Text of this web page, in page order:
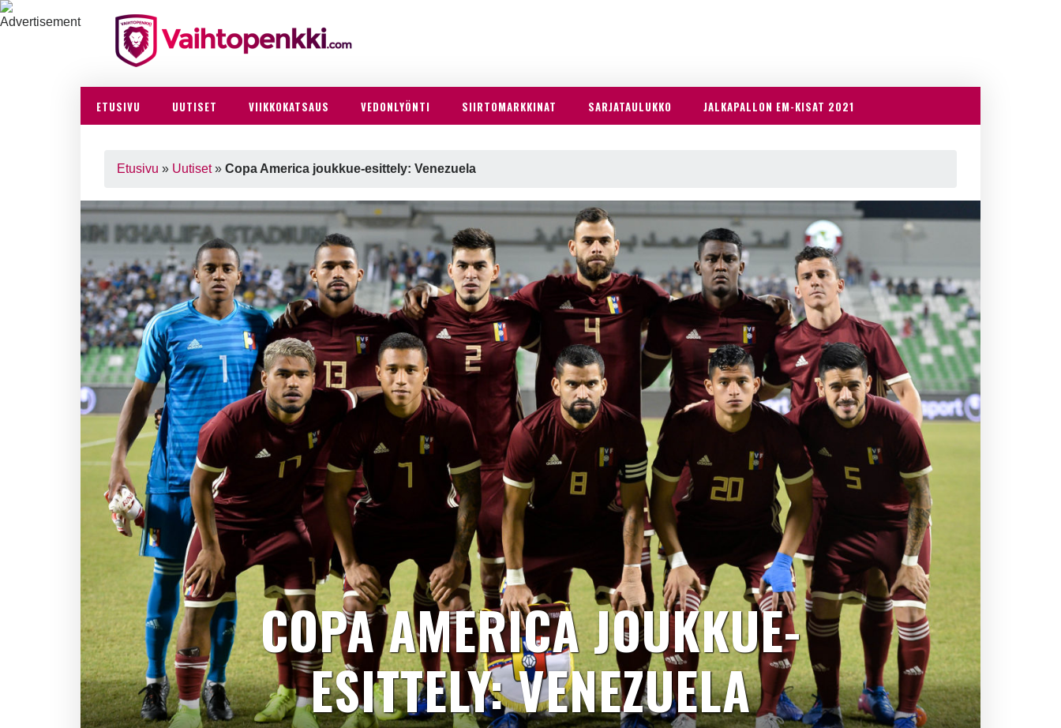
ETUSIVU UUTISET VIIKKOKATSAUS VEDONLYÖNTI SIIRTOMARKKINAT SARJATAULUKKO JALKAPALLON EM-KISAT 2021
Etusivu » Uutiset» Copa America joukkue-esittely: Venezuela
COPA AMERICA JOUKKUE-
ESITTELY: VENEZUELA